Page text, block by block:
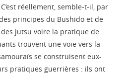
réellement, semble-t-il, par
principes du Bushido et de
jutsu voire la pratique de
trouvent une voie vers la
se construisent eux-
pratiques guerrières : ils ont